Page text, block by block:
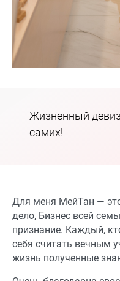
Жизненный
самих!
Для меня МейТан —
дело, Бизнес всей
признание. Каждый,
себя считать вечным
жизнь полученные